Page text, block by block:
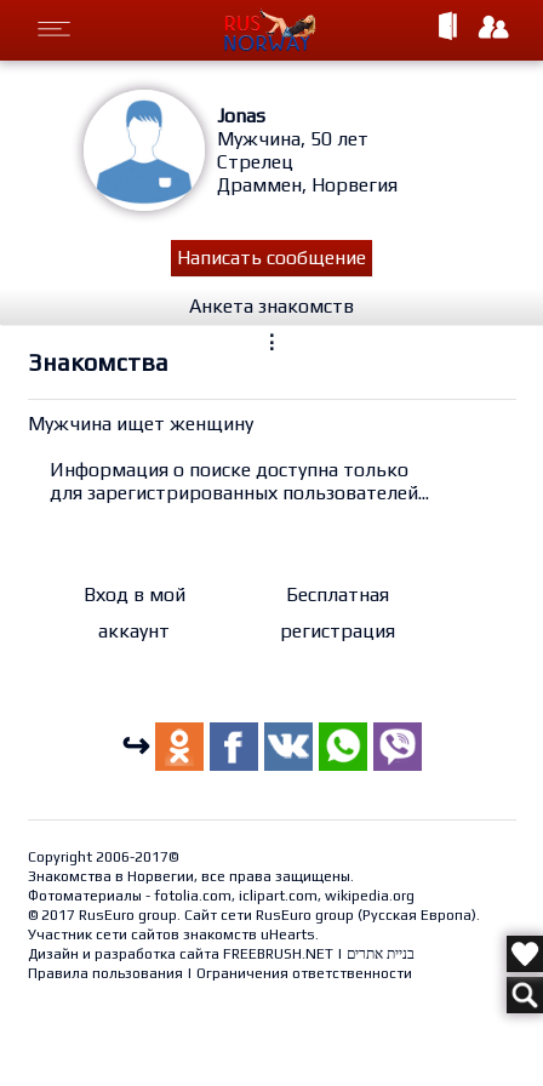
Jonas
Мужчина, 50 лет
Стрелец
Драммен, Норвегия
Написать сообщение
Анкета знакомств
⋮
Знакомства
Мужчина ищет женщину
Информация о поиске доступна только
для зарегистрированных пользователей...
Вход в мой
аккаунт
Бесплатная
регистрация
↪
Copyright 2006-2017©
Знакомства в Норвегии, все права защищены.
Фотоматериалы - fotolia.com, iclipart.com, wikipedia.org
© 2017 RusEuro group. Сайт сети RusEuro group (Русская Европа).
Участник сети сайтов знакомств uHearts.
Дизайн и разработка сайта FREEBRUSH.NET| בניית אתרים
Правила пользования | Ограничения ответственности